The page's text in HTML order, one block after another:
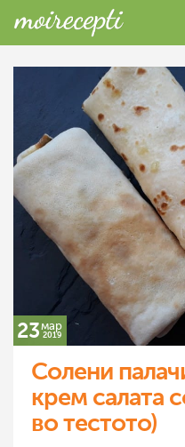
23мар
2019
Солени
крем салата
во тестото)